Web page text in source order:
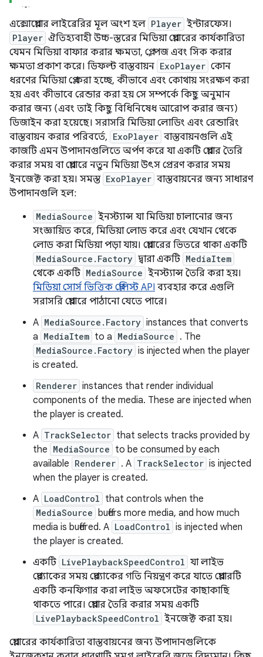
এক্সোপ্লেয়ার লাইব্রেরির মূল অংশ হল Player ইন্টারফেস।
Player ঐতিহ্যবাহী উচ্চ-স্তরের মিডিয়া প্লেয়ারের কার্যকারিতা
যেমন মিডিয়া বাফার করার ক্ষমতা, প্লে, পজ এবং সিক করার
ক্ষমতা প্রকাশ করে। ডিফল্ট বাস্তবায়ন ExoPlayer কোন
ধরণের মিডিয়া প্লে করা হচ্ছে, কীভাবে এবং কোথায় সংরক্ষণ করা
হয় এবং কীভাবে রেন্ডার করা হয় সে সম্পর্কে কিছু অনুমান
করার জন্য (এবং তাই কিছু বিধিনিষেধ আরোপ করার জন্য)
ডিজাইন করা হয়েছে। সরাসরি মিডিয়া লোডিং এবং রেন্ডারিং
বাস্তবায়ন করার পরিবর্তে, ExoPlayer বাস্তবায়নগুলি এই
কাজটি এমন উপাদানগুলিতে অর্পণ করে যা একটি প্লেয়ার তৈরি
করার সময় বা প্লেয়ারে নতুন মিডিয়া উৎস প্রেরণ করার সময়
ইনজেক্ট করা হয়। সমস্ত ExoPlayer বাস্তবায়নের জন্য সাধারণ
উপাদানগুলি হল:
MediaSource ইনস্ট্যান্স যা মিডিয়া চালানোর জন্য
সংজ্ঞায়িত করে, মিডিয়া লোড করে এবং যেখান থেকে
লোড করা মিডিয়া পড়া যায়। প্লেয়ারের ভিতরে থাকা একটি
MediaSource.Factory দ্বারা একটি MediaItem
থেকে একটি MediaSource ইনস্ট্যান্স তৈরি করা হয়।
মিডিয়া সোর্স ভিত্তিক প্লেলিস্ট API ব্যবহার করে এগুলি
সরাসরি প্লেয়ারে পাঠানো যেতে পারে।
A MediaSource.Factory instances that converts
a MediaItem to a MediaSource . The
MediaSource.Factory is injected when the player
is created.
Renderer instances that render individual
components of the media. These are injected when
the player is created.
A TrackSelector that selects tracks provided by
the MediaSource to be consumed by each
available Renderer . A TrackSelector is injected
when the player is created.
A LoadControl that controls when the
MediaSource buffers more media, and how much
media is buffered. A LoadControl is injected when
the player is created.
একটি LivePlaybackSpeedControl যা লাইভ
প্লেব্যাকের সময় প্লেব্যাকের গতি নিয়ন্ত্রণ করে যাতে প্লেয়ারটি
একটি কনফিগার করা লাইভ অফসেটের কাছাকাছি
থাকতে পারে। প্লেয়ার তৈরি করার সময় একটি
LivePlaybackSpeedControl ইনজেক্ট করা হয়।
প্লেয়ারের কার্যকারিতা বাস্তবায়নের জন্য উপাদানগুলিকে